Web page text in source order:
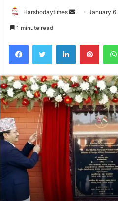
Harshodaytimes
SendJanuary
1 minute read
FacebookTwitter LinkedIn